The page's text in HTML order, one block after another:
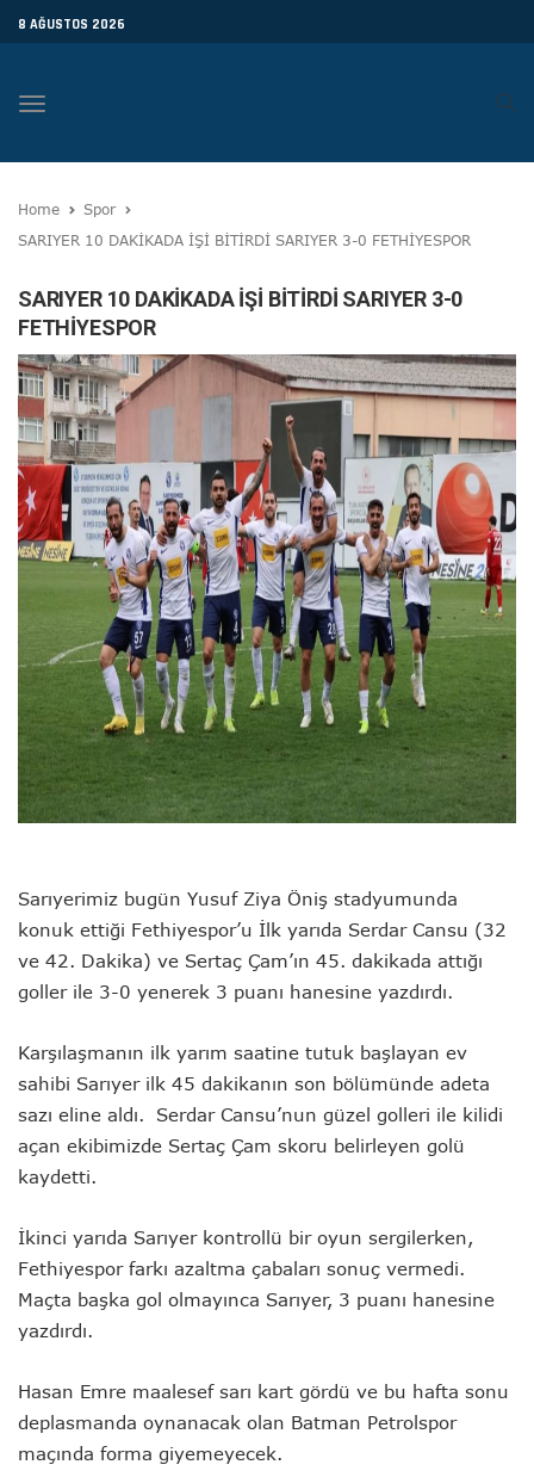
8 AĞUSTOS 2026
Toggle
Home
Spor
SARIYER 10 DAKİKADA İŞİ BİTİRDİ SARIYER 3-0 FETHİYESPOR
SARIYER 10 DAKİKADA İŞİ BİTİRDİ SARIYER 3-0
FETHİYESPOR
Sarıyerimiz bugün Yusuf Ziya Öniş stadyumunda
konuk ettiği Fethiyespor’u İlk yarıda Serdar Cansu (32
ve 42. Dakika) ve Sertaç Çam’ın 45. dakikada attığı
goller ile 3-0 yenerek 3 puanı hanesine yazdırdı.
Karşılaşmanın ilk yarım saatine tutuk başlayan ev
sahibi Sarıyer ilk 45 dakikanın son bölümünde adeta
sazı eline aldı. Serdar Cansu’nun güzel golleri ile kilidi
açan ekibimizde Sertaç Çam skoru belirleyen golü
kaydetti.
İkinci yarıda Sarıyer kontrollü bir oyun sergilerken,
Fethiyespor farkı azaltma çabaları sonuç vermedi.
Maçta başka gol olmayınca Sarıyer, 3 puanı hanesine
yazdırdı.
Hasan Emre maalesef sarı kart gördü ve bu hafta sonu
deplasmanda oynanacak olan Batman Petrolspor
maçında forma giyemeyecek.